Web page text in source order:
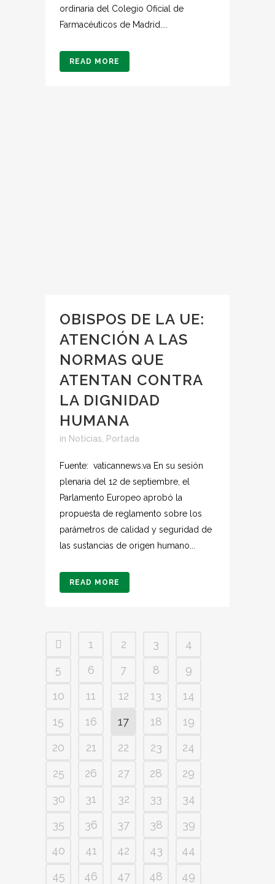
ordinaria del Colegio Oficial de
Farmacéuticos de Madrid....
READ MORE
OBISPOS DE LA UE:
ATENCIÓN A LAS
NORMAS QUE
ATENTAN CONTRA
LA DIGNIDAD
HUMANA
in Noticias Portada
Fuente: vaticannews.va En su sesión
plenaria del 12 de septiembre, el
Parlamento Europeo aprobó la
propuesta de reglamento sobre los
parámetros de calidad y seguridad de
las sustancias de origen humano...
READ MORE
1 2 3
4
5
6 7 8
9
10
11 12 13
14
15
16 17 18
19
20
21 22 23
24
25
26 27 28
29
30
31 32 33
34
35
36 37 38
39
40
41 42 43
44
45
46 47 48
49